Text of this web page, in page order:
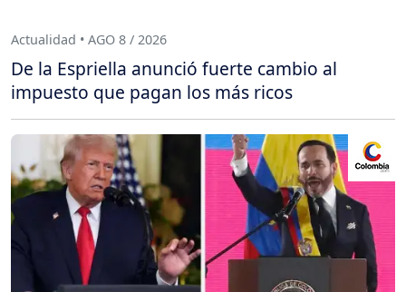
Actualidad • AGO 8 / 2026
De la Espriella anunció fuerte cambio al
impuesto que pagan los más ricos